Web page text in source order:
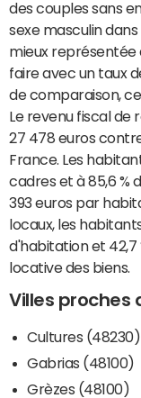
des couples sans
sexe masculin
mieux représentée
faire avec un taux
de comparaison,
Le revenu fiscal de
27 478 euros
France. Les
cadres et à 85,6 %
393 euros par
locaux, les
d'habitation et 42,7
locative des biens.
Villes proches
Cultures (48230)
Gabrias (48100)
Grèzes (48100)